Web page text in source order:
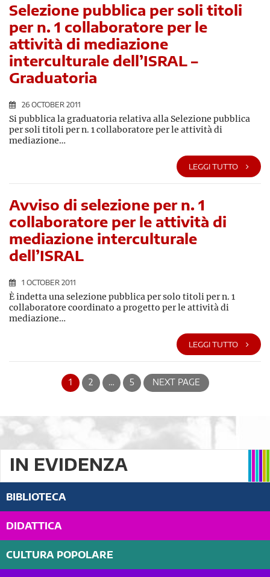
Selezione pubblica per soli titoli
per n. 1 collaboratore per le
attività di mediazione
interculturale dell’ISRAL –
Graduatoria
26 OCTOBER 2011
Si pubblica la graduatoria relativa alla Selezione pubblica
per soli titoli per n. 1 collaboratore per le attività di
mediazione…
LEGGI TUTTO
Avviso di selezione per n. 1
collaboratore per le attività di
mediazione interculturale
dell’ISRAL
1 OCTOBER 2011
È indetta una selezione pubblica per solo titoli per n. 1
collaboratore coordinato a progetto per le attività di
mediazione…
LEGGI TUTTO
1 2 … 5 NEXT PAGE
IN EVIDENZA
BIBLIOTECA
DIDATTICA
CULTURA POPOLARE